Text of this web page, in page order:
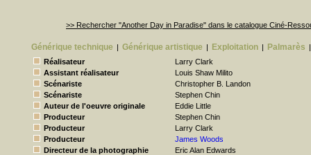
>> Rechercher "Another Day in Paradise" dans le catalogue Ciné-
Générique technique | Générique artistique | Exploitation | Palmarès |
Réalisateur
Larry Clark
Assistant réalisateur
Louis Shaw Milito
Scénariste
Christopher B. Landon
Scénariste
Stephen Chin
Auteur de l'oeuvre originale
Eddie Little
Producteur
Stephen Chin
Producteur
Larry Clark
Producteur
James Woods
Directeur de la photographie
Eric Alan Edwards